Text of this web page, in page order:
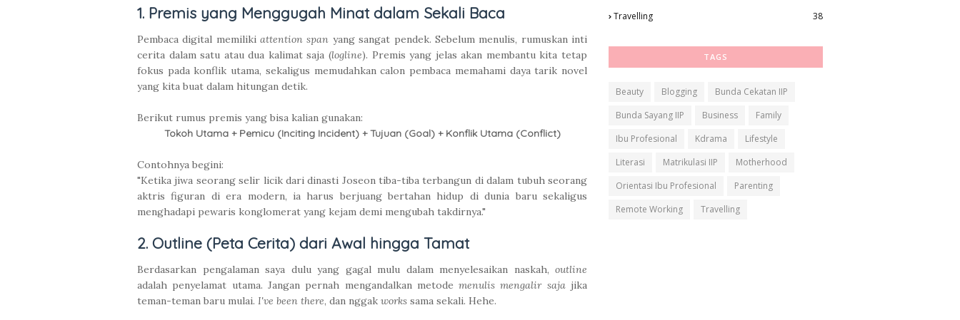
1. Premis yang Menggugah Minat dalam Sekali Baca
Pembaca digital memilikiattention span yang sangat pendek. Sebelum menulis, rumuskan inti
cerita dalam satu atau dua kalimat saja (logline). Premis yang jelas akan membantu kita tetap
fokus pada konflik utama, sekaligus memudahkan calon pembaca memahami daya tarik novel
yang kita buat dalam hitungan detik.
Berikut rumus premis yang bisa kalian gunakan:
Tokoh Utama + Pemicu (Inciting Incident) + Tujuan (Goal) + Konflik Utama (Conflict)
Contohnya begini:
"Ketika jiwa seorang selir licik dari dinasti Joseon tiba-tiba terbangun di dalam tubuh seorang
aktris figuran di era modern, ia harus berjuang bertahan hidup di dunia baru sekaligus
menghadapi pewaris konglomerat yang kejam demi mengubah takdirnya."
2. Outline (Peta Cerita) dari Awal hingga Tamat
Berdasarkan pengalaman saya dulu yang gagal mulu dalam menyelesaikan naskah, outline
adalah penyelamat utama. Jangan pernah mengandalkan metodemenulis mengalir sajajika
teman-teman baru mulai. I've been there, dan nggak works sama sekali. Hehe.
Travelling
38
TAGS
Beauty Blogging
Bunda Cekatan IIP
Bunda Sayang IIP
Business
Family
Ibu Profesional
Kdrama
Lifestyle
Literasi
Matrikulasi IIP
Motherhood
Orientasi Ibu Profesional
Parenting
Remote Working
Travelling